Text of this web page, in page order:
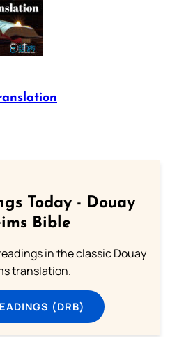
Today - Douay
Bible
in the classic Douay
translation.
(DRB)